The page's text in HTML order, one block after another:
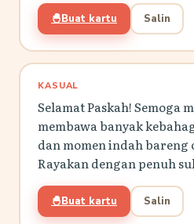
🐣Buat kartu Salin
KASUAL
Selamat Paskah! Semoga
membawa banyak
dan momen indah bareng
Rayakan dengan penuh
🐣Buat kartu Salin